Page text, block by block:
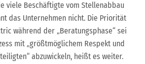
viele Beschäftigte vom Stellenabbau
das Unternehmen nicht. Die Priorität
während der „Beratungsphase“ sei
mit „größtmöglichem Respekt und
abzuwickeln, heißt es weiter.